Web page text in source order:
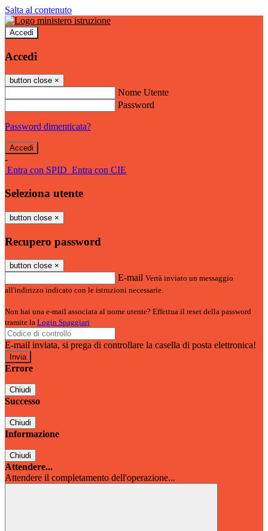
Salta al contenuto
Accedi
Accedi
button close ×
Nome Utente
Password
Password dimenticata?
-
Entra con SPID Entra con CIE
Seleziona utente
button close ×
Recupero password
button close ×
E-mail Verrà inviato un messaggio
all'indirizzo indicato con le istruzioni necessarie.
Non hai una e-mail associata al nome utente? Effettua il reset della password
tramite la Login Spaggiari
E-mail inviata, si prega di controllare la casella di posta elettronica!
Errore
Chiudi
Successo
Chiudi
Informazione
Chiudi
Attendere...
Attendere il completamento dell'operazione...